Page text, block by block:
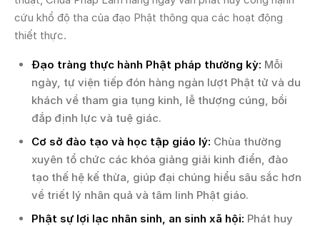
cứu khổ độ tha của đạo Phật thông qua các hoạt động
thiết thực.
Đạo tràng thực hành Phật pháp thường kỳ: Mỗi
ngày, tự viện tiếp đón hàng ngàn lượt Phật tử và du
khách về tham gia tụng kinh, lễ thượng cúng, bồi
đắp định lực và tuệ giác.
Cơ sở đào tạo và học tập giáo lý: Chùa thường
xuyên tổ chức các khóa giảng giải kinh điển, đào
tạo thế hệ kế thừa, giúp đại chúng hiểu sâu sắc hơn
về triết lý nhân quả và tâm linh Phật giáo.
Phật sự lợi lạc nhân sinh, an sinh xã hội: Phát huy